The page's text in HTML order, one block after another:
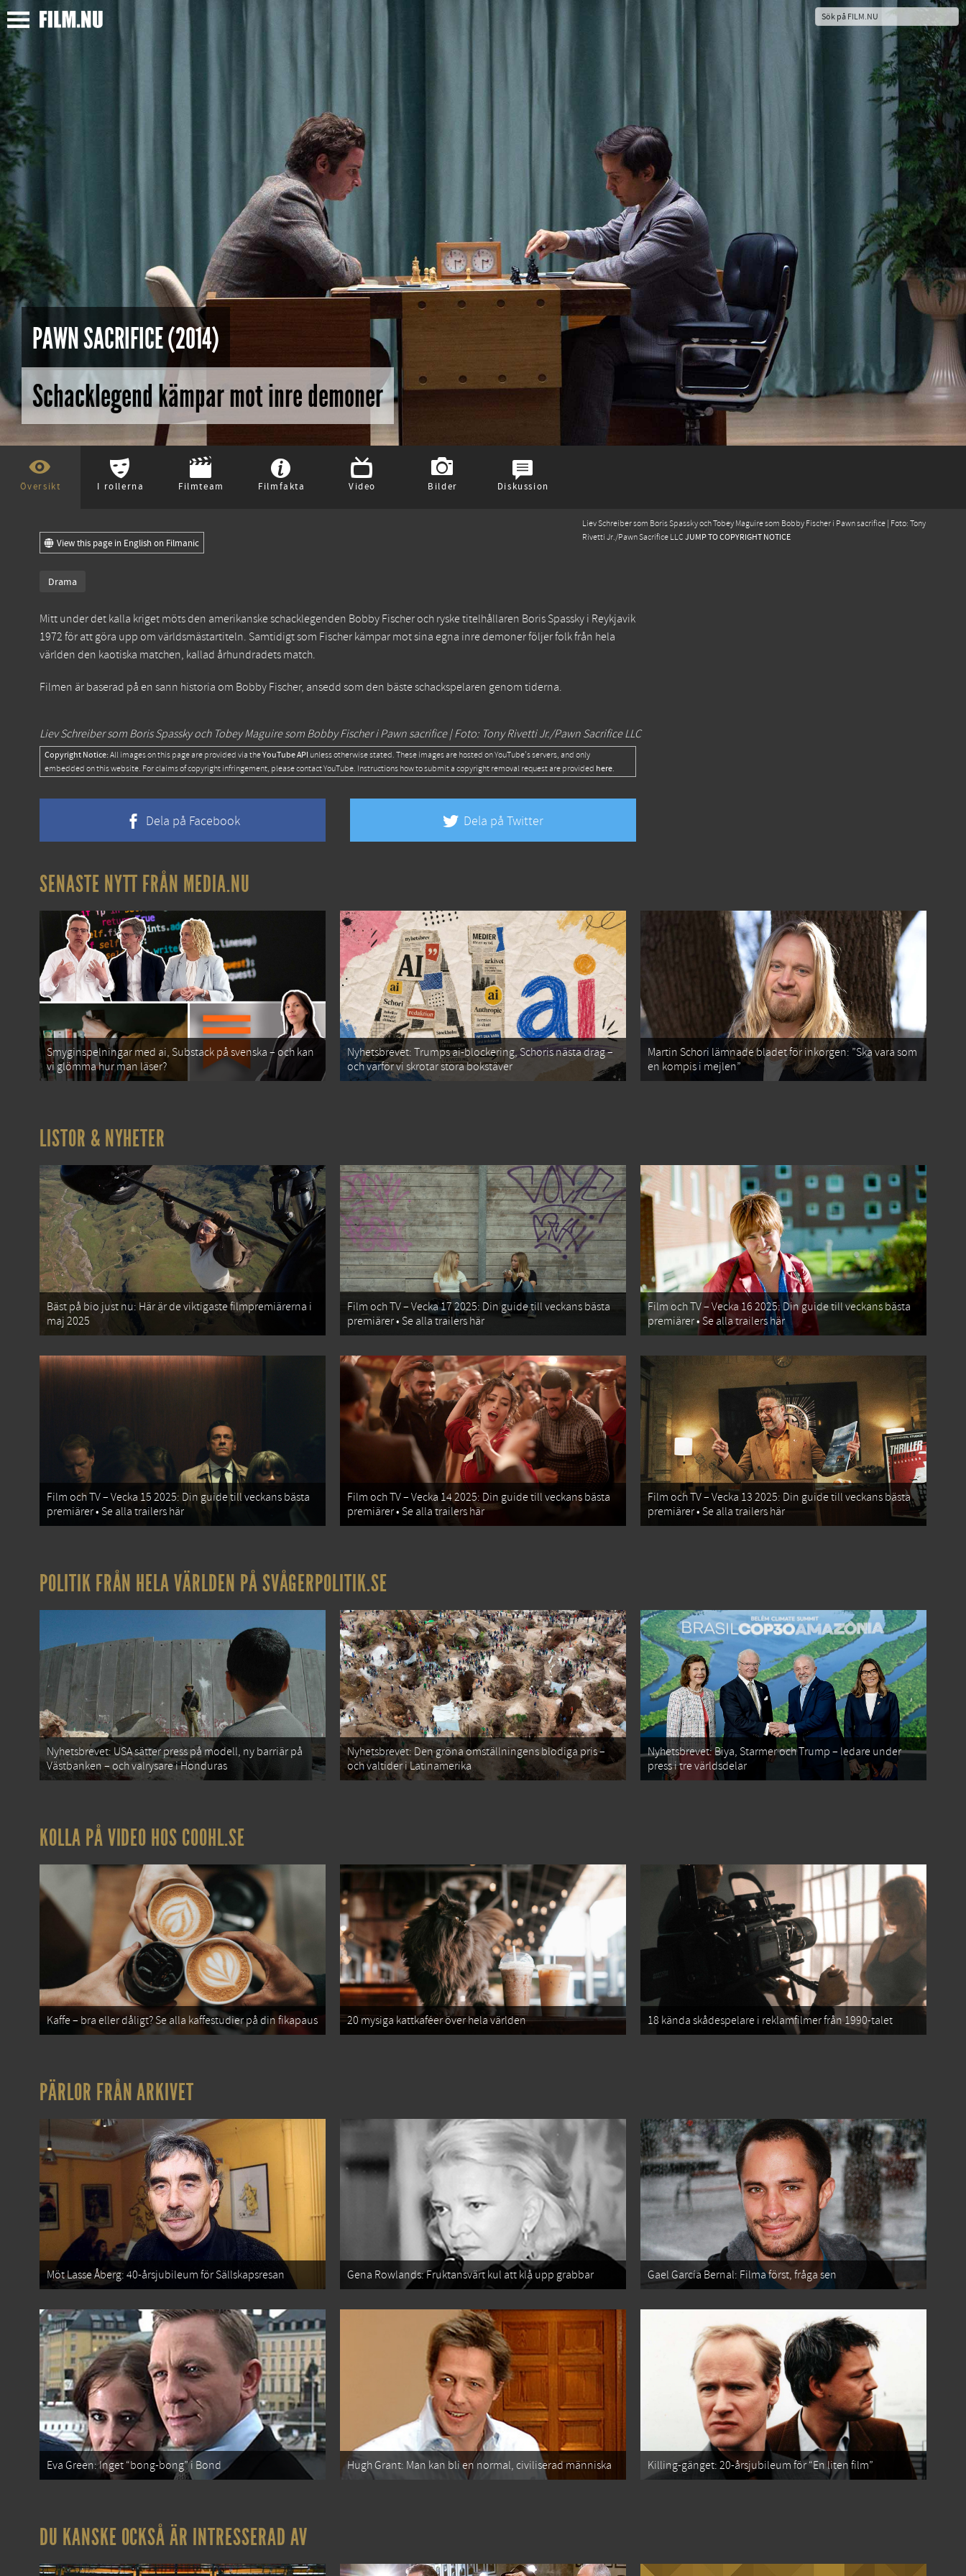
PAWN SACRIFICE (2014)
Schacklegend kämpar mot inre demoner
Översikt I rollerna Filmteam Filmfakta Video Bilder Diskussion
Liev Schreiber som Boris Spassky och Tobey Maguire som Bobby Fischer i Pawn sacrifice | Foto: Tony
Rivetti Jr./Pawn Sacrifice LLC JUMP TO COPYRIGHT NOTICE
View this page in English on Filmanic
Drama
Mitt under det kalla kriget möts den amerikanske schacklegenden Bobby Fischer och ryske titelhållaren Boris Spassky i Reykjavik
1972 för att göra upp om världsmästartiteln. Samtidigt som Fischer kämpar mot sina egna inre demoner följer folk från hela
världen den kaotiska matchen, kallad århundradets match.
Filmen är baserad på en sann historia om Bobby Fischer, ansedd som den bäste schackspelaren genom tiderna.
Liev Schreiber som Boris Spassky och Tobey Maguire som Bobby Fischer i Pawn sacrifice | Foto: Tony Rivetti Jr./Pawn Sacrifice LLC
Copyright Notice: All images on this page are provided via theYouTube API unless otherwise stated. These images are hosted on YouTube's servers, and only
embedded on this website. For claims of copyright infringement, please contact YouTube. Instructions how to submit a copyright removal request are provided here.
Dela på Facebook Dela på Twitter
SENASTE NYTT FRÅN MEDIA.NU
Smyginspelningar med ai, Substack på svenska – och kan
vi glömma hur man läser?
Nyhetsbrevet: Trumps ai-blockering, Schoris nästa drag –
och varför vi skrotar stora bokstäver
Martin Schori lämnade bladet för inkorgen: ”Ska vara som
en kompis i mejlen”
LISTOR & NYHETER
Bäst på bio just nu: Här är de viktigaste filmpremiärerna i
maj 2025
Film och TV – Vecka 17 2025: Din guide till veckans bästa
premiärer • Se alla trailers här
Film och TV – Vecka 16 2025: Din guide till veckans bästa
premiärer • Se alla trailers här
Film och TV – Vecka 15 2025: Din guide till veckans bästa
premiärer • Se alla trailers här
Film och TV – Vecka 14 2025: Din guide till veckans bästa
premiärer • Se alla trailers här
Film och TV – Vecka 13 2025: Din guide till veckans bästa
premiärer • Se alla trailers här
POLITIK FRÅN HELA VÄRLDEN PÅ SVÅGERPOLITIK.SE
Nyhetsbrevet: USA sätter press på modell, ny barriär på
Västbanken – och valrysare i Honduras
Nyhetsbrevet: Den gröna omställningens blodiga pris –
och valtider i Latinamerika
Nyhetsbrevet: Biya, Starmer och Trump – ledare under
press i tre världsdelar
KOLLA PÅ VIDEO HOS COOHL.SE
Kaffe – bra eller dåligt? Se alla kaffestudier på din fikapaus 20 mysiga kattkaféer över hela världen 18 kända skådespelare i reklamfilmer från 1990-talet
PÄRLOR FRÅN ARKIVET
Möt Lasse Åberg: 40-årsjubileum för Sällskapsresan Gena Rowlands: Fruktansvärt kul att klå upp grabbar Gael García Bernal: Filma först, fråga sen
Eva Green: Inget “bong-bong” i Bond Hugh Grant: Man kan bli en normal, civiliserad människa Killing-gänget: 20-årsjubileum för “En liten film”
DU KANSKE OCKSÅ ÄR INTRESSERAD AV